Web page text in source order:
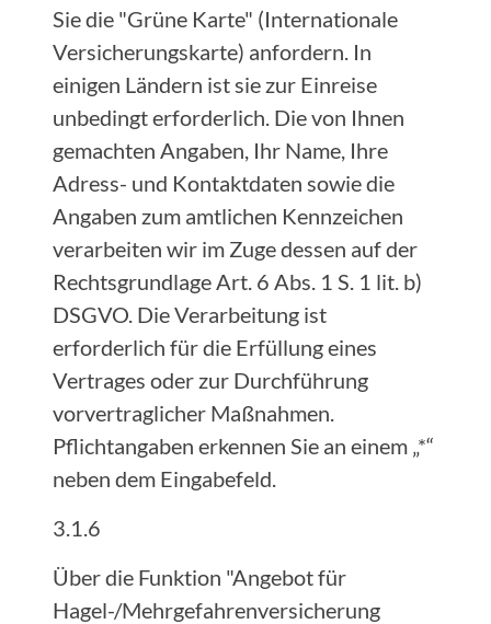
Sie die "Grüne Karte" (Internationale
Versicherungskarte) anfordern. In
einigen Ländern ist sie zur Einreise
unbedingt erforderlich. Die von Ihnen
gemachten Angaben, Ihr Name, Ihre
Adress- und Kontaktdaten sowie die
Angaben zum amtlichen Kennzeichen
verarbeiten wir im Zuge dessen auf der
Rechtsgrundlage Art. 6 Abs. 1 S. 1 lit. b)
DSGVO. Die Verarbeitung ist
erforderlich für die Erfüllung eines
Vertrages oder zur Durchführung
vorvertraglicher Maßnahmen.
Pflichtangaben erkennen Sie an einem „*“
neben dem Eingabefeld.
3.1.6
Über die Funktion "Angebot für
Hagel-/Mehrgefahrenversicherung